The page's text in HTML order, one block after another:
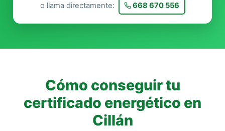
o llama directamente: 668 670 556
Cómo conseguir tu
certificado energético en
Cillán